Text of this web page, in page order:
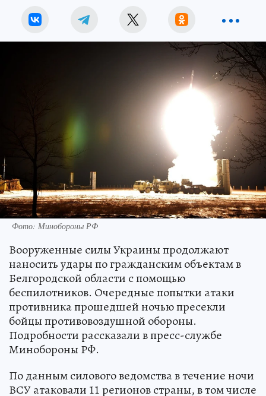
Фото: Минобороны РФ
Вооруженные силы Украины продолжают
наносить удары по гражданским объектам в
Белгородской области с помощью
беспилотников. Очередные попытки атаки
противника прошедшей ночью пресекли
бойцы противовоздушной обороны.
Подробности рассказали в пресс-службе
Минобороны РФ.
По данным силового ведомства в течение ночи
ВСУ атаковали 11 регионов страны, в том числе